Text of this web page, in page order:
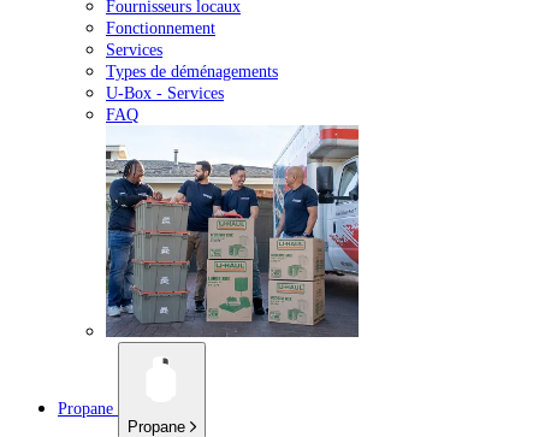
Fournisseurs locaux
Fonctionnement
Services
Types de déménagements
U-Box - Services
FAQ
Propane
Propane